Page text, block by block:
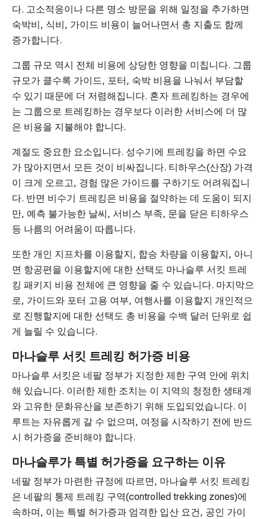
다. 고소적응이나 다른 명소 방문을 위해 일정을 추가하면
숙박비, 식비, 가이드 비용이 늘어나면서 총 지출도 함께
증가합니다.
그룹 규모 역시 전체 비용에 상당한 영향을 미칩니다. 그룹
규모가 클수록 가이드, 포터, 숙박 비용을 나눠서 부담할
수 있기 때문에 더 저렴해집니다. 혼자 트레킹하는 경우에
는 그룹으로 트레킹하는 경우보다 이러한 서비스에 더 많
은 비용을 지불해야 합니다.
계절도 중요한 요소입니다. 성수기에 트레킹을 하면 수요
가 많아지면서 모든 것이 비싸집니다. 티하우스(산장) 가격
이 크게 오르고, 경험 많은 가이드를 구하기도 어려워집니
다. 반면 비수기 트레킹은 비용을 절약하는 데 도움이 되지
만, 예측 불가능한 날씨, 서비스 부족, 문을 닫은 티하우스
등 나름의 어려움이 따릅니다.
또한 개인 지프차를 이용할지, 합승 차량을 이용할지, 아니
면 항공편을 이용할지에 대한 선택도 마나슬루 서킷 트레
킹 패키지 비용 전체에 큰 영향을 줄 수 있습니다. 마지막으
로, 가이드와 포터 고용 여부, 여행사를 이용할지 개인적으
로 진행할지에 대한 선택도 총 비용을 수백 달러 단위로 쉽
게 늘릴 수 있습니다.
마나슬루 서킷 트레킹 허가증 비용
마나슬루 서킷은 네팔 정부가 지정한 제한 구역 안에 위치
해 있습니다. 이러한 제한 조치는 이 지역의 청정한 생태계
와 고유한 문화유산을 보존하기 위해 도입되었습니다. 이
루트는 자유롭게 갈 수 없으며, 여정을 시작하기 전에 반드
시 허가증을 준비해야 합니다.
마나슬루가 특별 허가증을 요구하는 이유
네팔 정부가 마련한 규정에 따르면, 마나슬루 서킷 트레킹
은 네팔의 통제 트레킹 구역(controlled trekking zones)에
속하며, 이는 특별 허가증과 엄격한 입산 요건, 공인 가이